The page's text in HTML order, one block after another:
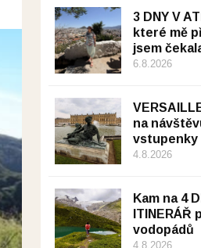
3 DNY V
které mě
jsem
6.8.2026
na
vstupenky
4.8.2026
Kam na 4
ITINERÁŘ
vodopádů
4.8.2026